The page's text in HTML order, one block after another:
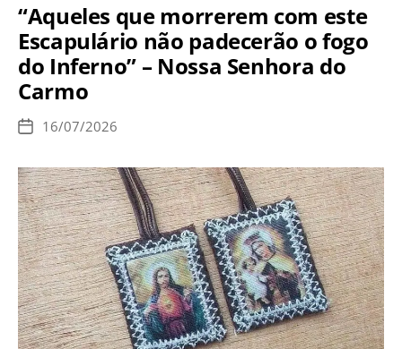
Neves
–
5
“Aqueles que morrerem com este
Escapulário não padecerão o fogo
do Inferno” – Nossa Senhora do
Carmo
Data
publicação
16/07/2026